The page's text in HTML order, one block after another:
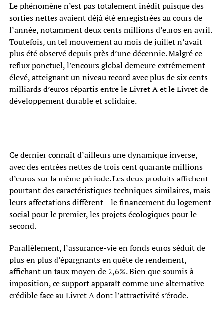
Le phénomène n’est pas totalement inédit puisque des
sorties nettes avaient déjà été enregistrées au cours de
l’année, notamment deux cents millions d’euros en avril.
Toutefois, un tel mouvement au mois de juillet n’avait
plus été observé depuis près d’une décennie. Malgré ce
reflux ponctuel, l’encours global demeure extrêmement
élevé, atteignant un niveau record avec plus de six cents
milliards d’euros répartis entre le Livret A et le Livret de
développement durable et solidaire.
Ce dernier connaît d’ailleurs une dynamique inverse,
avec des entrées nettes de trois cent quarante millions
d’euros sur la même période. Les deux produits affichent
pourtant des caractéristiques techniques similaires, mais
leurs affectations diffèrent – le financement du logement
social pour le premier, les projets écologiques pour le
second.
Parallèlement, l’assurance-vie en fonds euros séduit de
plus en plus d’épargnants en quête de rendement,
affichant un taux moyen de 2,6%. Bien que soumis à
imposition, ce support apparaît comme une alternative
crédible face au Livret A dont l’attractivité s’érode.